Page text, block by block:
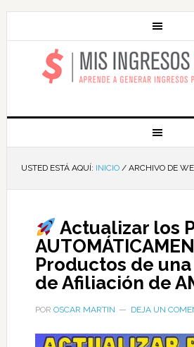
MIS
USTED ESTÁ AQUÍ: INICIO /ARCHIVO DE
Actualizar los
Productos de
de Afiliación de
POR OSCAR MARTIN DEJA UN